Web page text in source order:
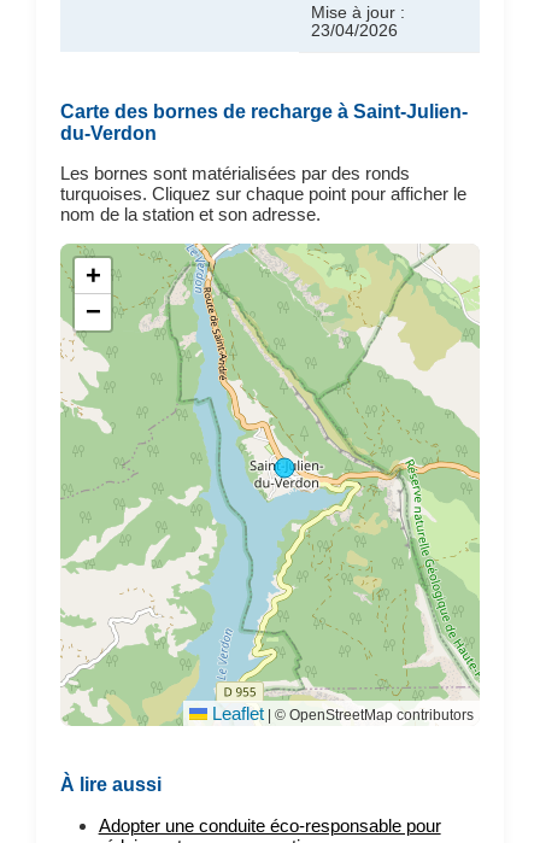
Mise à jour :
23/04/2026
Carte des bornes de recharge à Saint-Julien-
du-Verdon
Les bornes sont matérialisées par des ronds
turquoises. Cliquez sur chaque point pour afficher le
nom de la station et son adresse.
+
−
Leaflet | © OpenStreetMap contributors
À lire aussi
Adopter une conduite éco-responsable pour